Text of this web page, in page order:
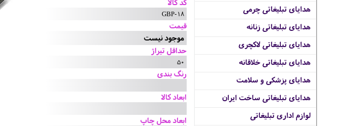
هدایای تبلیغاتی چرمی
هدایای تبلیغاتی زنانه
هدایای تبلیغاتی لاکچری
هدایای تبلیغاتی خلاقانه
هدایای پزشکی و سلامت
هدایای تبلیغاتی ساخت ایران
لوازم اداری تبلیغاتی
GBP-18
قیمت
موجود نیست
حداقل تیراژ
50
رنگ بندی
ابعاد کالا
ابعاد محل چاپ